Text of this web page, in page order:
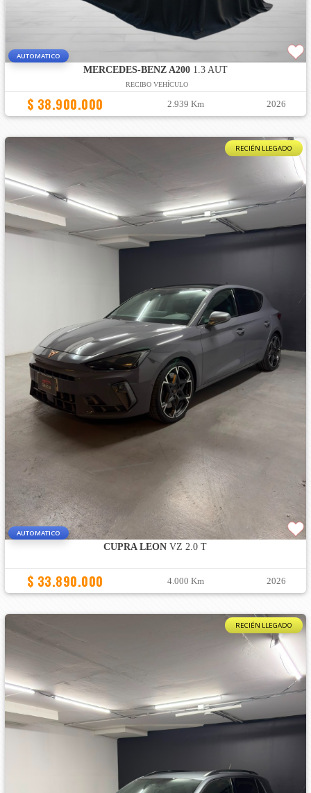
AUTOMATICO
MERCEDES-BENZ A2001.3 AUT
RECIBO VEHÍCULO
$ 38.900.000 2.939 Km 2026
RECIÉN LLEGADO
AUTOMATICO
CUPRA LEON VZ 2.0 T
$ 33.890.000 4.000 Km 2026
RECIÉN LLEGADO